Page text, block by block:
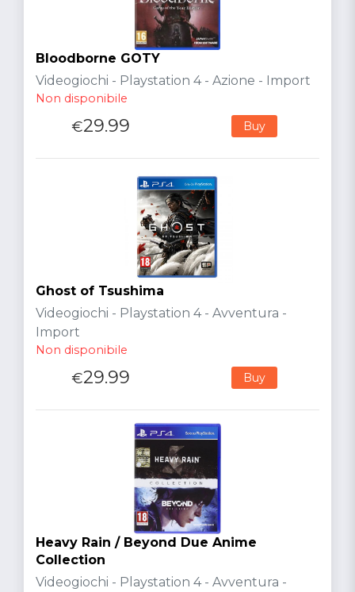
Bloodborne GOTY
Videogiochi - Playstation 4 - Azione - Import
Non disponibile
€29.99 Buy
Ghost of Tsushima
Videogiochi - Playstation 4 - Avventura -
Import
Non disponibile
€29.99 Buy
Heavy Rain / Beyond Due Anime
Collection
Videogiochi - Playstation 4 - Avventura -